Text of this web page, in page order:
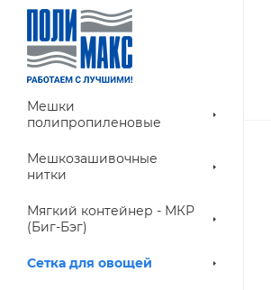
Мешки
полипропиленовые
Мешкозашивочные
нитки
Мягкий контейнер - МКР
(Биг-Бэг)
Сетка для овощей